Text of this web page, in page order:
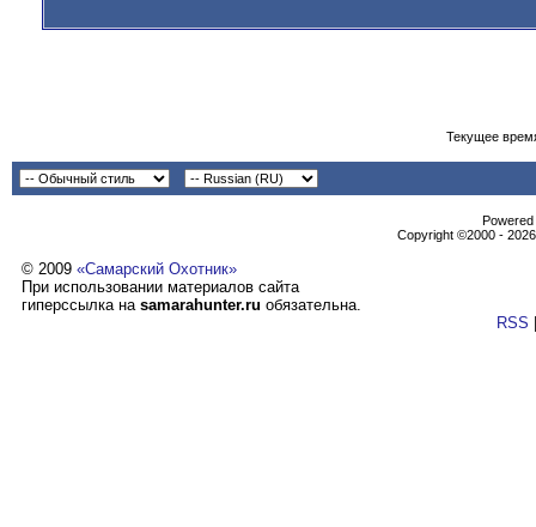
Текущее
Copyright ©2000 -
© 2009 «Самарский Охотник»
При использовании материалов сайта
гиперссылка на samarahunter.ru обязательна.
RSS